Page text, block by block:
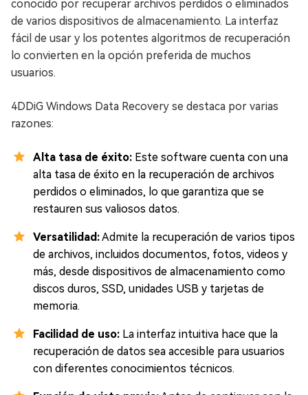
conocido por recuperar archivos perdidos o eliminados
de varios dispositivos de almacenamiento. La interfaz
fácil de usar y los potentes algoritmos de recuperación
lo convierten en la opción preferida de muchos
usuarios.
4DDiG Windows Data Recovery se destaca por varias
razones:
Alta tasa de éxito: Este software cuenta con una
alta tasa de éxito en la recuperación de archivos
perdidos o eliminados, lo que garantiza que se
restauren sus valiosos datos.
Versatilidad:Admite la recuperación de varios tipos
de archivos, incluidos documentos, fotos, videos y
más, desde dispositivos de almacenamiento como
discos duros, SSD, unidades USB y tarjetas de
memoria.
Facilidad de uso: La interfaz intuitiva hace que la
recuperación de datos sea accesible para usuarios
con diferentes conocimientos técnicos.